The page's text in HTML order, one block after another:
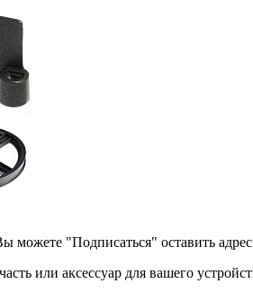
можете "Подписаться" оставить
или аксессуар для вашего